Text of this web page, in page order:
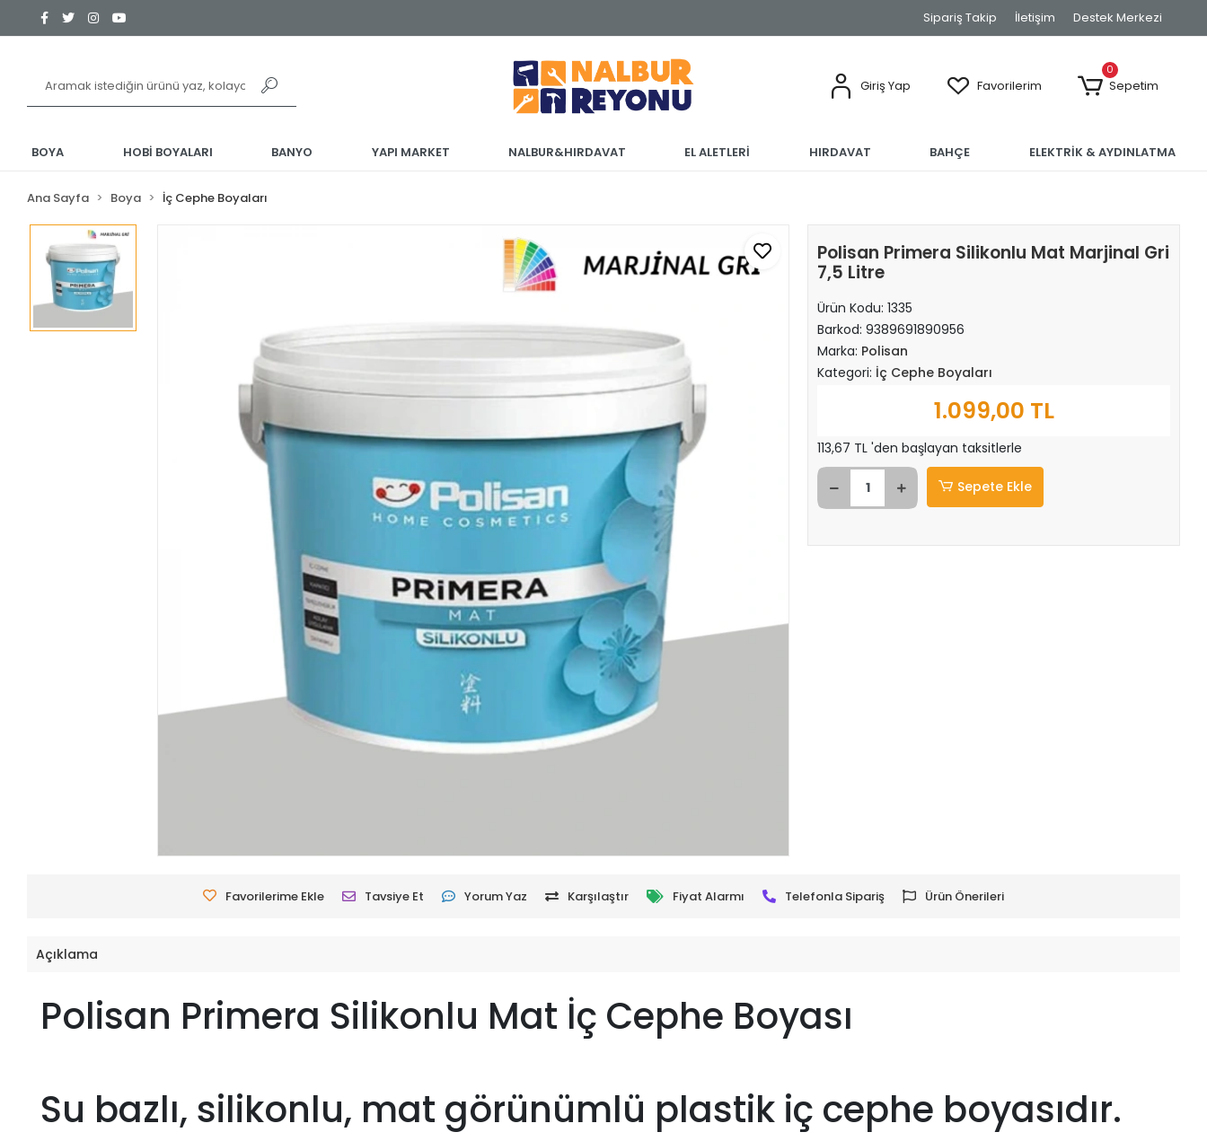
Sipariş Takip İletişim Destek Merkezi
Giriş Yap Favorilerim
0
Sepetim
BOYA HOBİ BOYALARI BANYO YAPI MARKET NALBUR&HIRDAVAT EL ALETLERİ HIRDAVAT BAHÇE ELEKTRİK & AYDINLATMA
Ana Sayfa Boya İç Cephe Boyaları
Polisan Primera Silikonlu Mat Marjinal Gri
7,5 Litre
Ürün Kodu:1335
Barkod:9389691890956
Marka: Polisan
Kategori: İç Cephe Boyaları
1.099,00 TL
113,67 TL 'den başlayan taksitlerle
Sepete Ekle
Favorilerime Ekle Tavsiye Et Yorum Yaz Karşılaştır Fiyat Alarmı Telefonla Sipariş Ürün Önerileri
Açıklama
Polisan Primera Silikonlu Mat İç Cephe Boyası
Su bazlı, silikonlu, mat görünümlü plastik iç cephe boyasıdır.